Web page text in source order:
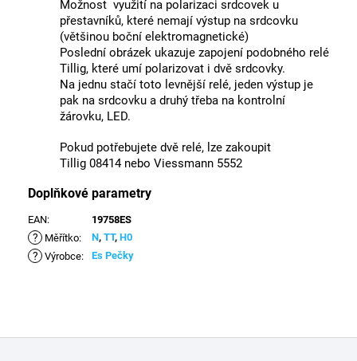
Možnost využití na polarizaci srdcovek u
přestavníků, které nemají výstup na srdcovku
(většinou boční elektromagnetické)
Poslední obrázek ukazuje zapojení podobného relé
Tillig, které umí polarizovat i dvě srdcovky.
Na jednu stačí toto levnější relé, jeden výstup je
pak na srdcovku a druhý třeba na kontrolní
žárovku, LED.
Pokud potřebujete dvě relé, lze zakoupit
Tillig 08414 nebo Viessmann 5552
Doplňkové parametry
EAN: 19758ES
? Měřítko: N, TT, H0
? Výrobce: Es Pečky